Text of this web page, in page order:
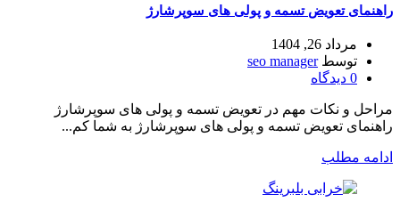
راهنمای تعویض تسمه و پولی‌ های سوپرشارژ
مرداد 26, 1404
توسط seo manager
0 دیدگاه
مراحل و نکات مهم در تعویض تسمه و پولی های سوپرشارژ
راهنمای تعویض تسمه و پولی های سوپرشارژ به شما کم...
ادامه مطلب